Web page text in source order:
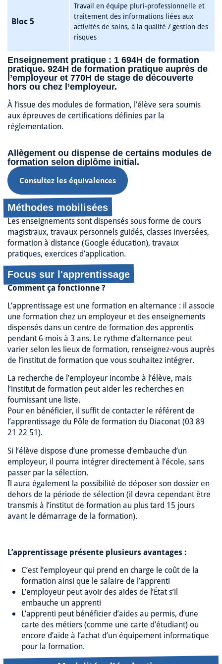
Bloc 5
Travail en équipe pluri-professionnelle et
traitement des informations liées aux
activités de soins, à la qualité / gestion des
risques
Enseignement pratique : 1 694H de formation
pratique. 924H de formation pratique auprès de
l’employeur et 770H de stage de découverte
hors ou chez l’employeur.
À l’issue des modules de formation, l’élève sera soumis
aux épreuves de certifications définies par la
réglementation.
Allègement ou dispense de certains modules de
formation selon diplôme initial.
Consultez les équivalences
Méthodes mobilisées
Les enseignements sont dispensés sous forme de cours
magistraux, travaux personnels guidés, classes inversées,
formation à distance (Google éducation), travaux
pratiques, exercices d’application.
Focus sur l'apprentissage
Comment ça fonctionne ?
L’apprentissage est une formation en alternance : il associe
une formation chez un employeur et des enseignements
dispensés dans un centre de formation des apprentis
pendant 6 mois à 3 ans. Le rythme d’alternance peut
varier selon les lieux de formation, renseignez-vous auprès
de l’institut de formation que vous souhaitez intégrer.
La recherche de l’employeur incombe à l’élève, mais
l’institut de formation peut aider les recherches en
fournissant une liste.
Pour en bénéficier, il suffit de contacter le référent de
l’apprentissage du Pôle de formation du Diaconat (03 89
21 22 51).
Si l’élève dispose d’une promesse d’embauche d’un
employeur, il pourra intégrer directement à l’école, sans
passer par la sélection.
Il aura également la possibilité de déposer son dossier en
dehors de la période de sélection (il devra cependant être
transmis à l’institut de formation au plus tard 15 jours
avant le démarrage de la formation).
L’apprentissage présente plusieurs avantages :
C’est l’employeur qui prend en charge le coût de la
formation ainsi que le salaire de l’apprenti
L’employeur peut avoir des aides de l’État s’il
embauche un apprenti
L’apprenti peut bénéficier d’aides au permis, d’une
carte des métiers (comme une carte d’étudiant) ou
encore d’aide à l’achat d’un équipement informatique
pour la formation.